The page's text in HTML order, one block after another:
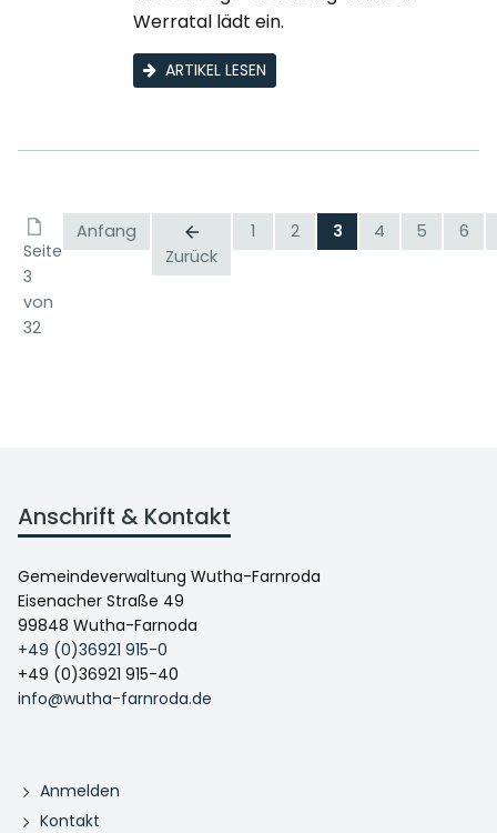
Werratal lädt ein.
ARTIKEL LESEN
Seite
3
von
32
Anfang
Zurück
1 2 3 4 5 6
Anschrift & Kontakt
Gemeindeverwaltung Wutha-Farnroda
Eisenacher Straße 49
99848 Wutha-Farnoda
+49 (0)36921 915-0
+49 (0)36921 915-40
info@wutha-farnroda.de
Anmelden
Kontakt